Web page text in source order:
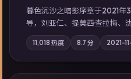
暮色沉沙之暗影序章于2021年
导，刘亚仁、提莫西·查拉梅、
轴，一场意外将众人卷入不可
地域气质；站内亦可通过「国
展检索同类型高分佳作，畅享
11,018 热度 8.7 分 2021-